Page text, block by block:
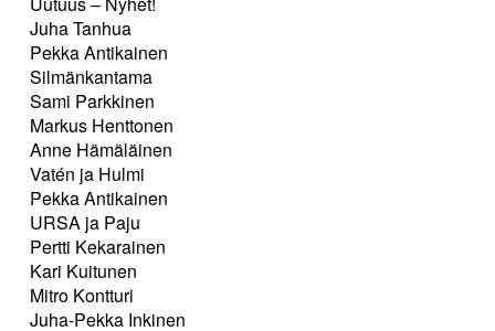
Juha Tanhua
Pekka Antikainen
Silmänkantama
Sami Parkkinen
Markus Henttonen
Anne Hämäläinen
Vatén ja Hulmi
Pekka Antikainen
URSA ja Paju
Pertti Kekarainen
Kari Kuitunen
Mitro Kontturi
Juha-Pekka Inkinen